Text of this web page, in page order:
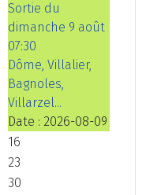
Sortie du
dimanche 9 août
07:30
Dôme, Villalier,
Bagnoles,
Villarzel...
Date : 2026-08-09
16
23
30